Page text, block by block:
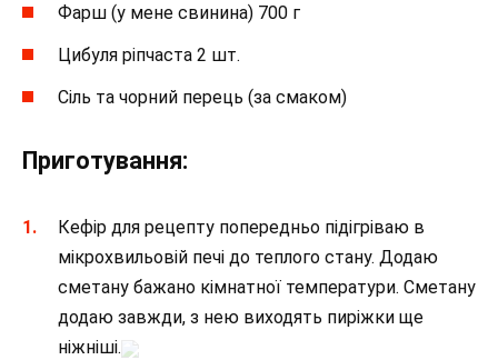
Фарш (у мене свинина) 700 г
Цибуля ріпчаста 2 шт.
Сіль та чорний перець (за смаком)
Приготування:
Кефір для рецепту попередньо підігріваю в
мікрохвильовій печі до теплого стану. Додаю
сметану бажано кімнатної температури. Сметану
додаю завжди, з нею виходять пиріжки ще
ніжніші.